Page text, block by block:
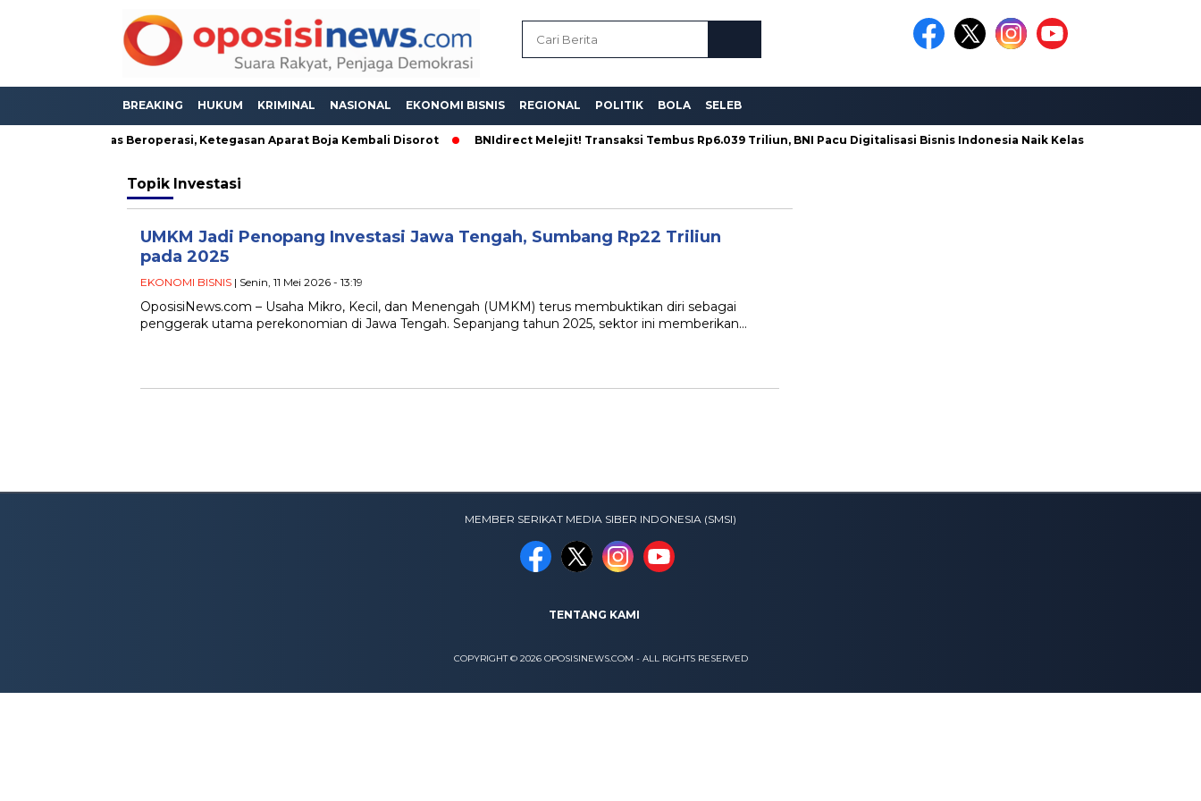
BREAKING HUKUM KRIMINAL NASIONAL EKONOMI BISNIS REGIONAL POLITIK BOLA SELEB
Masih Bebas Beroperasi, Ketegasan Aparat Boja Kembali Disorot BNIdirect Melejit! Transaksi Tembus Rp6.039 Triliun, BNI Pacu Digitalisasi Bisnis Indonesia Naik Kelas
Topik Investasi
UMKM Jadi Penopang Investasi Jawa Tengah, Sumbang Rp22 Triliun
pada 2025
EKONOMI BISNIS | Senin, 11 Mei 2026 - 13:19
OposisiNews.com – Usaha Mikro, Kecil, dan Menengah (UMKM) terus membuktikan diri sebagai
penggerak utama perekonomian di Jawa Tengah. Sepanjang tahun 2025, sektor ini memberikan…
MEMBER SERIKAT MEDIA SIBER INDONESIA (SMSI)
TENTANG KAMI
COPYRIGHT © 2026 OPOSISINEWS.COM - ALL RIGHTS RESERVED